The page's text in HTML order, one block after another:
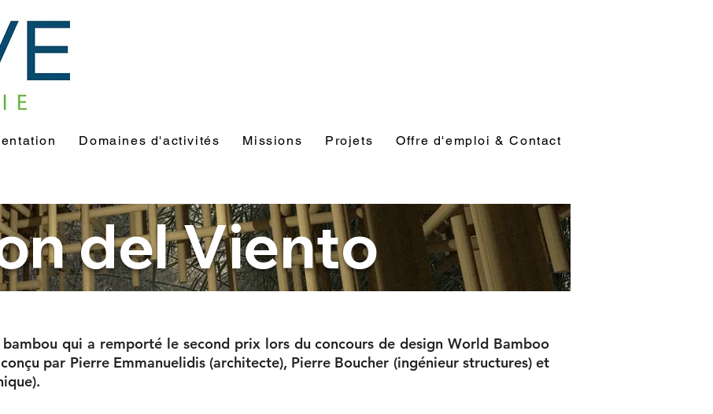
Domaines d'activités Missions Projets Offre d'emploi & Contact
del Viento
qui a remporté le second prix lors du concours de design World Bamboo
par Pierre Emmanuelidis (architecte), Pierre Boucher (ingénieur structures) et